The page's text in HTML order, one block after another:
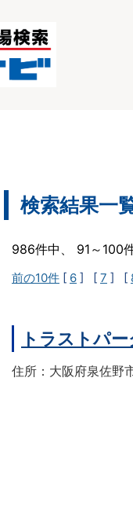
検索結果一
986件中、 91～100
前の10件 [ 6 ] [ 7 ] [
トラストパ
住所：大阪府泉佐野